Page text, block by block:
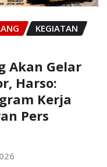
KEGIATAN
Akan Gelar
Harso:
Kerja
Pers